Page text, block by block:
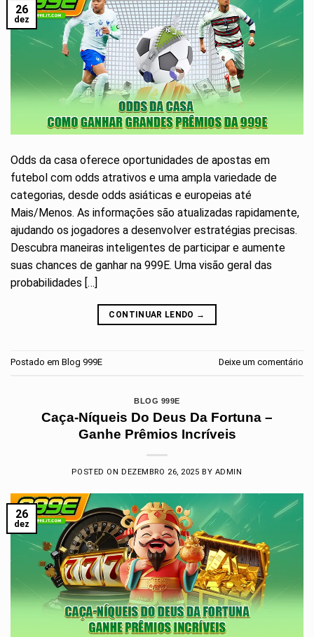
26
dez
Odds da casa oferece oportunidades de apostas em
futebol com odds atrativos e uma ampla variedade de
categorias, desde odds asiáticas e europeias até
Mais/Menos. As informações são atualizadas rapidamente,
ajudando os jogadores a desenvolver estratégias precisas.
Descubra maneiras inteligentes de participar e aumente
suas chances de ganhar na 999E. Uma visão geral das
probabilidades […]
CONTINUAR LENDO →
Postado em Blog 999E Deixe um comentário
BLOG 999E
Caça-Níqueis Do Deus Da Fortuna –
Ganhe Prêmios Incríveis
POSTED ON DEZEMBRO 26, 2025 BY ADMIN
26
dez